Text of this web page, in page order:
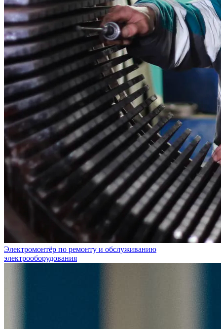
Электромонтёр по ремонту и обслуживанию
электрооборудования